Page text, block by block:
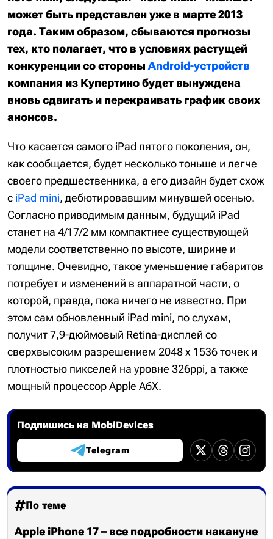
может быть представлен уже в марте 2013
года. Таким образом, сбываются прогнозы
тех, кто полагает, что в условиях растущей
конкуренции со стороны Android-устройств
компания из Купертинобудет вынуждена
вновь сдвигать и перекраивать график своих
анонсов.
Что касается самого iPad пятого поколения, он,
как сообщается, будет несколько тоньше и легче
своего предшественника, а его дизайн будет схож
с iPad mini, дебютировавшим минувшей осенью.
Согласно приводимым данным, будущий iPad
станет на 4/17/2 мм компактнее существующей
модели соответственно по высоте, ширине и
толщине. Очевидно, такое уменьшение габаритов
потребует и изменений в аппаратной части, о
которой, правда, пока ничего не известно. При
этом сам обновленный iPad mini, по слухам,
получит 7,9-дюймовый Retina-дисплей со
сверхвысоким разрешением 2048 x 1536 точек и
плотностью пикселей на уровне 326ppi, а также
мощный процессор Apple A6X.
Подпишись на MobiDevices
Telegram
По теме
Apple iPhone 17 – все подробности накануне